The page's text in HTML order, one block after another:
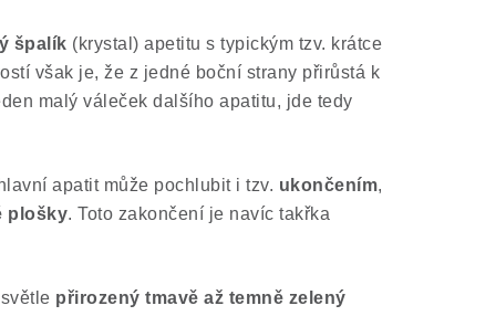
špalík (krystal) apetitu s typickým tzv. krátce
však je, že z jedné boční strany přirůstá k
malý váleček dalšího apatitu, jde tedy
apatit může pochlubit i tzv. ukončením,
plošky. Toto zakončení je navíc takřka
přirozený tmavě až temně zelený